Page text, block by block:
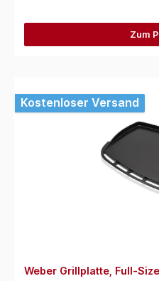
Zum
Kostenloser Versand
Weber Grillplatte, Full-